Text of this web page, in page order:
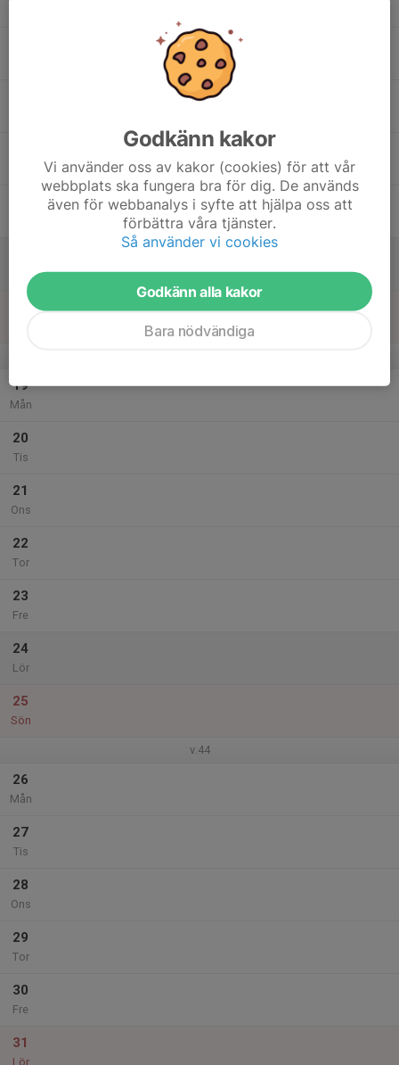
19
Mån
20
Tis
21
Ons
22
Tor
23
Fre
24
Lör
25
Sön
v.44
26
Mån
27
Tis
28
Ons
29
Tor
30
Fre
31
Lör
Godkänn kakor
Vi använder oss av kakor (cookies) för att vår
webbplats ska fungera bra för dig. De används
även för webbanalys i syfte att hjälpa oss att
förbättra våra tjänster.
Så använder vi cookies
Godkänn alla kakor
Bara nödvändiga